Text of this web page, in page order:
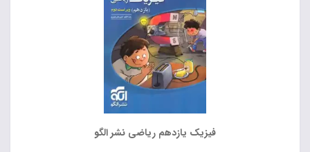
فیزیک یازدهم ریاضی نشر الگو